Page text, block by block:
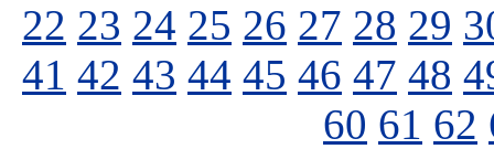
22 23 24 25 26 27 28 29
41 42 43 44 45 46 47 48
60 61 62